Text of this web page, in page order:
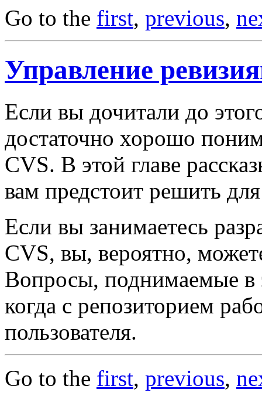
Go to the first, previous,
Управление
Если вы дочитали до
достаточно хорошо
CVS. В этой главе
вам предстоит решить
Если вы занимаетесь
CVS, вы, вероятно,
Вопросы, поднимаемые в
когда с репозиторием
пользователя.
Go to the first, previous,